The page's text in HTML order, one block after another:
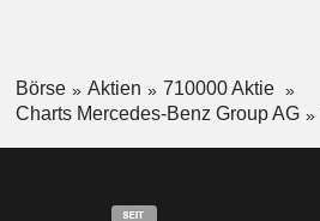
Börse Aktien
710000 Aktie
Charts Mercedes-Benz Group AG